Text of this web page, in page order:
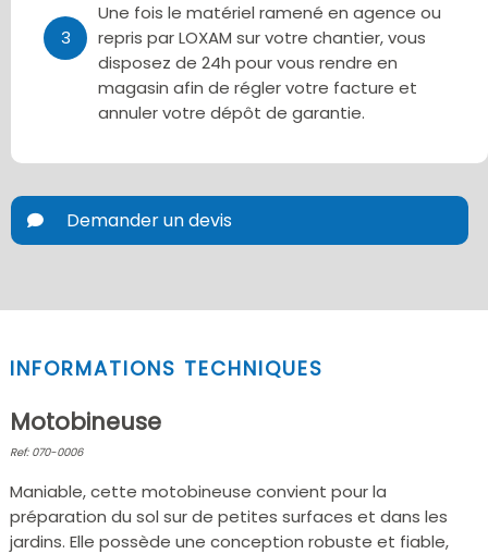
3
Une fois le matériel ramené en agence ou
repris par LOXAM sur votre chantier, vous
disposez de 24h pour vous rendre en
magasin afin de régler votre facture et
annuler votre dépôt de garantie.
Demander un devis
INFORMATIONS TECHNIQUES
Motobineuse
Ref: 070-0006
Maniable, cette motobineuse convient pour la
préparation du sol sur de petites surfaces et dans les
jardins. Elle possède une conception robuste et fiable,